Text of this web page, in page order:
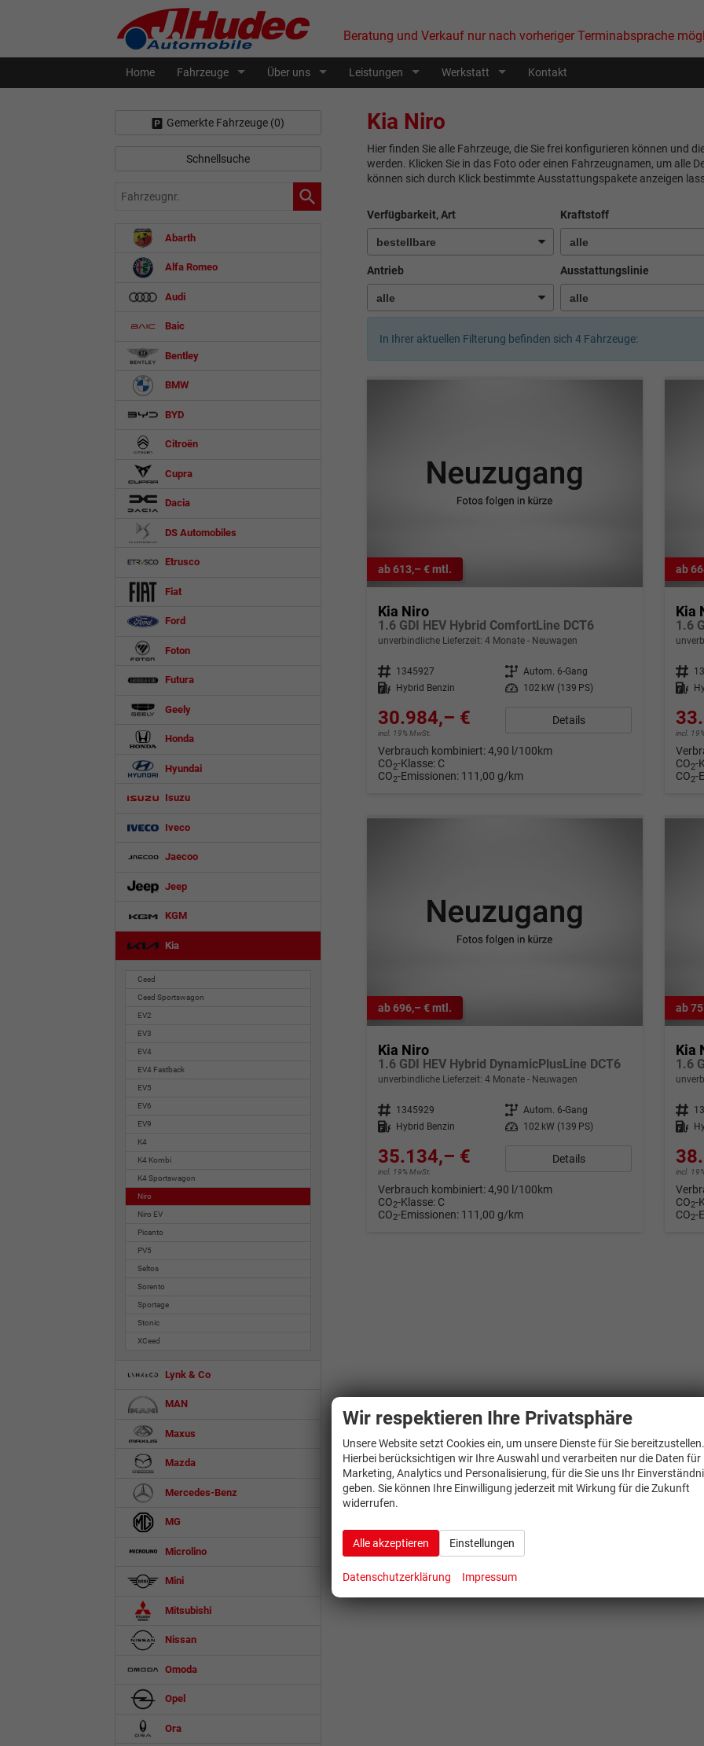
Beratung und Verkauf nur nach vorheriger Terminabsprache
Home Fahrzeuge Über uns Leistungen Werkstatt Kontakt
Kia Niro
Hier finden Sie alle Fahrzeuge, die Sie frei konfigurieren können und
werden. Klicken Sie in das Foto oder einen Fahrzeugnamen, um alle
können sich durch Klick bestimmte Ausstattungspakete anzeigen
Verfügbarkeit, Art Kraftstoff
Antrieb Ausstattungslinie
In Ihrer aktuellen Filterung befinden sich 4Fahrzeuge:
ab 613,– € mtl.
Kia Niro
1.6 GDI HEV Hybrid ComfortLine DCT6
unverbindliche Lieferzeit: 4 Monate Neuwagen
Fahrzeugnr. 1345927 Getriebe Autom. 6-Gang
Kraftstoff
Hybrid Benzin Leistung 102 kW (139 PS)
30.984,– €
incl. 19% MwSt.
Details
Verbrauch kombiniert:4,90 l/100km
CO2-Klasse: C
CO2-Emissionen: 111,00 g/km
ab
Kia
1.6
Fahrzeugnr.
Kraftstoff
incl.
CO2-
CO2-
ab 696,– € mtl.
Kia Niro
1.6 GDI HEV Hybrid DynamicPlusLine DCT6
unverbindliche Lieferzeit: 4 Monate Neuwagen
Fahrzeugnr. 1345929 Getriebe Autom. 6-Gang
Kraftstoff Hybrid Benzin Leistung 102 kW (139 PS)
35.134,– €
incl. 19% MwSt.
Details
Verbrauch kombiniert:4,90 l/100km
CO2-Klasse: C
CO2-Emissionen: 111,00 g/km
ab
Kia
1.6
Fahrzeugnr.
Kraftstoff
incl.
CO2-
CO2-
Gemerkte Fahrzeuge (0)
Schnellsuche
Fahrzeugnr.
Abarth
Alfa Romeo
Audi
Baic
Bentley
BMW
BYD
Citroën
Cupra
Dacia
DS Automobiles
Etrusco
Fiat
Ford
Foton
Futura
Geely
Honda
Hyundai
Isuzu
Iveco
Jaecoo
Jeep
KGM
Kia
Ceed
Ceed Sportswagon
EV2
EV3
EV4
EV4 Fastback
EV5
EV6
EV9
K4
K4 Kombi
K4 Sportswagon
Niro
Niro EV
Picanto
PV5
Seltos
Sorento
Sportage
Stonic
XCeed
Lynk & Co
MAN
Maxus
Mazda
Mercedes-Benz
MG
Microlino
Mini
Mitsubishi
Nissan
Omoda
Opel
Ora
Wir respektieren Ihre Privatsphäre
Unsere Website setzt Cookies ein, um unsere Dienste für Sie bereitzustellen.
Hierbei berücksichtigen wir Ihre Auswahl und verarbeiten nur die Daten für
Marketing, Analytics und Personalisierung, für die Sie uns Ihr
geben. Sie können Ihre Einwilligung jederzeit mit Wirkung für die Zukunft
widerrufen.
Alle akzeptieren Einstellungen
Datenschutzerklärung Impressum